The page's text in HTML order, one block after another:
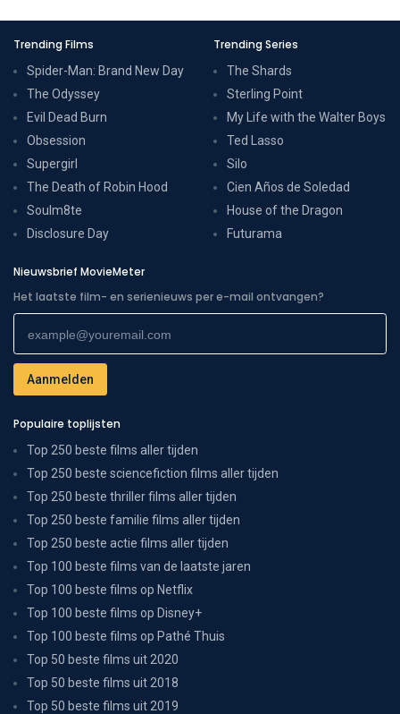
Trending Films
Spider-Man: Brand New Day
The Odyssey
Evil Dead Burn
Obsession
Supergirl
The Death of Robin Hood
Soulm8te
Disclosure Day
Trending Series
The Shards
Sterling Point
My Life with the Walter Boys
Ted Lasso
Silo
Cien Años de Soledad
House of the Dragon
Futurama
Nieuwsbrief MovieMeter
Het laatste film- en serienieuws per e-mail ontvangen?
Populaire toplijsten
Top 250 beste films aller tijden
Top 250 beste sciencefiction films aller tijden
Top 250 beste thriller films aller tijden
Top 250 beste familie films aller tijden
Top 250 beste actie films aller tijden
Top 100 beste films van de laatste jaren
Top 100 beste films op Netflix
Top 100 beste films op Disney+
Top 100 beste films op Pathé Thuis
Top 50 beste films uit 2020
Top 50 beste films uit 2018
Top 50 beste films uit 2019